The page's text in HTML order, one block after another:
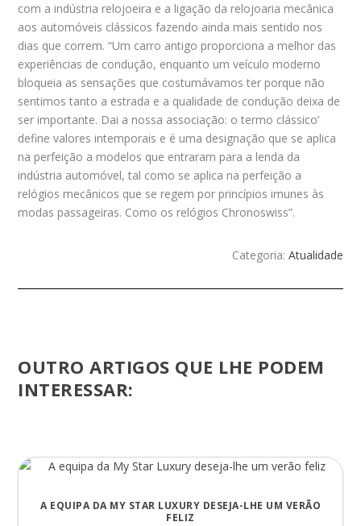
com a indústria relojoeira e a ligação da relojoaria mecânica
aos automóveis clássicos fazendo ainda mais sentido nos
dias que correm. “Um carro antigo proporciona a melhor das
experiências de condução, enquanto um veículo moderno
bloqueia as sensações que costumávamos ter porque não
sentimos tanto a estrada e a qualidade de condução deixa de
ser importante. Dai a nossa associação: o termo clássico’
define valores intemporais e é uma designação que se aplica
na perfeição a modelos que entraram para a lenda da
indústria automóvel, tal como se aplica na perfeição a
relógios mecânicos que se regem por princípios imunes às
modas passageiras. Como os relógios Chronoswiss”.
Categoria: Atualidade
OUTRO ARTIGOS QUE LHE PODEM
INTERESSAR:
A EQUIPA DA MY STAR LUXURY DESEJA-LHE UM VERÃO
FELIZ